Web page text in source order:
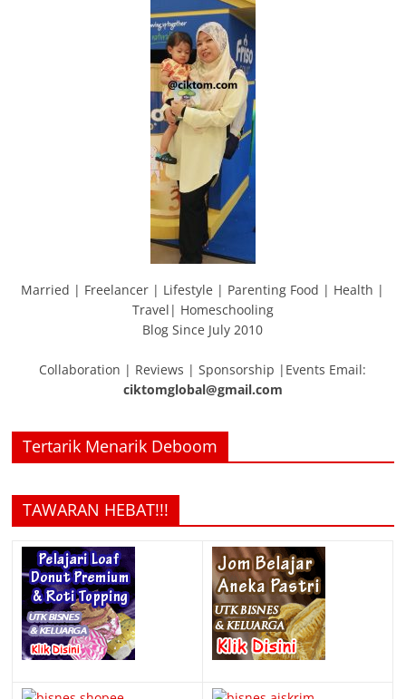
Married | Freelancer | Lifestyle | Parenting Food | Health |
Travel| Homeschooling
Blog Since July 2010
Collaboration | Reviews | Sponsorship |Events Email:
ciktomglobal@gmail.com
Tertarik Menarik Deboom
TAWARAN HEBAT!!!